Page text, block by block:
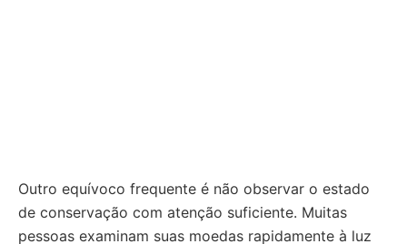
Outro equívoco frequente é não observar o estado
de conservação com atenção suficiente. Muitas
pessoas examinam suas moedas rapidamente à luz